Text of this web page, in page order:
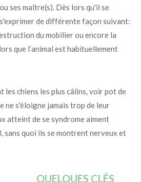
ses maître(s). Dès lors qu'il se
de différente façon suivant:
du mobilier ou encore la
que l’animal est habituellement
les plus câlins, voir pot de
ne s'éloigne jamais trop de leur
atteint de se syndrome aiment
sans quoi ils se montrent nerveux et
CLÉS